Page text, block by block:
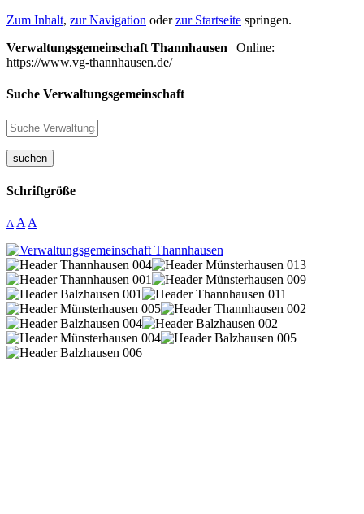
Zum Inhalt, zur Navigation oderzur Startseite springen.
Verwaltungsgemeinschaft Thannhausen | Online:
https://www.vg-thannhausen.de/
Suche Verwaltungsgemeinschaft
suchen
Schriftgröße
A A A